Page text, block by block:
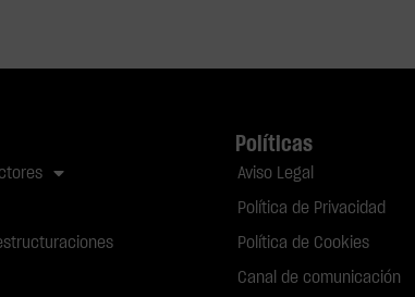
Políticas
Aviso Legal
Política de Privacidad
Política de Cookies
Canal de comunicación